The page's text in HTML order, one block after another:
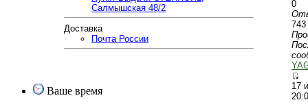
Салмышская 48/2
Доставка
Почта России
Ваше время
0
743
17